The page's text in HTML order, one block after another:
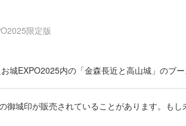
限定版
城EXPO2025内の「金森長近と高山城」のブー
御城印が販売されていることがあります。も